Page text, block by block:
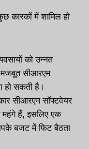
कारकों में शामिल हो
को उन्नत
मजबूत सीआरएम
हो सकती है।
सीआरएम सॉफ्टवेयर
महंगे हैं, इसलिए एक
बजट में फिट बैठता